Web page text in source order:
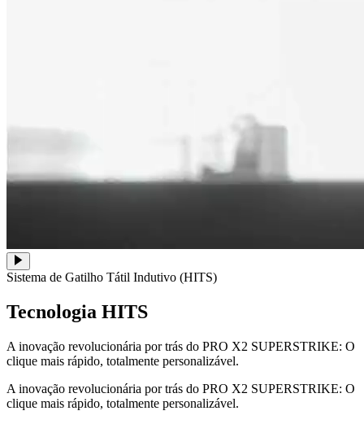
Sistema de Gatilho Tátil Indutivo (HITS)
Tecnologia HITS
A inovação revolucionária por trás do PRO X2 SUPERSTRIKE: O
clique mais rápido, totalmente personalizável.
A inovação revolucionária por trás do PRO X2 SUPERSTRIKE: O
clique mais rápido, totalmente personalizável.